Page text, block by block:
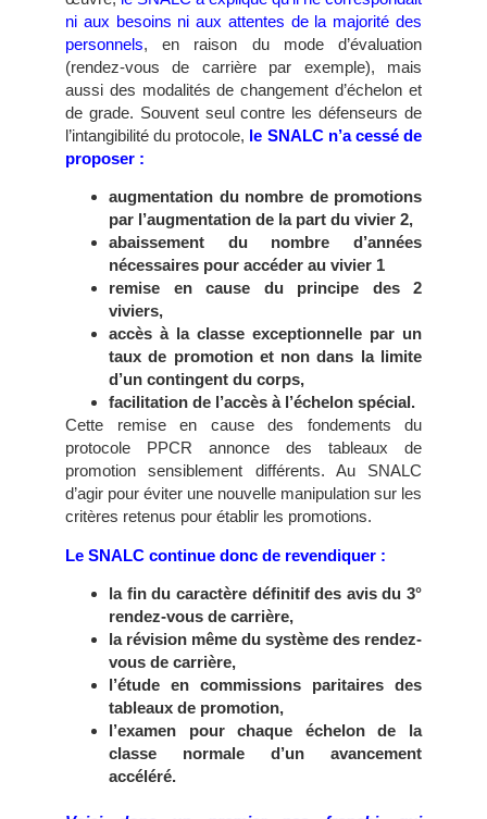
ni aux besoins ni aux attentes de la majorité des
personnels, en raison du mode d’évaluation
(rendez-vous de carrière par exemple), mais
aussi des modalités de changement d’échelon et
de grade. Souvent seul contre les défenseurs de
l’intangibilité du protocole, le SNALC n’a cessé de
proposer :
augmentation du nombre de promotions
par l’augmentation de la part du vivier 2,
abaissement du nombre d’années
nécessaires pour accéder au vivier 1
remise en cause du principe des 2
viviers,
accès à la classe exceptionnelle par un
taux de promotion et non dans la limite
d’un contingent du corps,
facilitation de l’accès à l’échelon spécial.
Cette remise en cause des fondements du
protocole PPCR annonce des tableaux de
promotion sensiblement différents. Au SNALC
d’agir pour éviter une nouvelle manipulation sur les
critères retenus pour établir les promotions.
Le SNALC continue donc de revendiquer :
la fin du caractère définitif des avis du 3°
rendez-vous de carrière,
la révision même du système des rendez-
vous de carrière,
l’étude en commissions paritaires des
tableaux de promotion,
l’examen pour chaque échelon de la
classe normale d’un avancement
accéléré.